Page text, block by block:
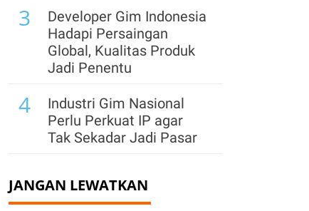
3
Developer Gim Indonesia
Hadapi Persaingan
Global, Kualitas Produk
Jadi Penentu
4
Industri Gim Nasional
Perlu Perkuat IP agar
Tak Sekadar Jadi Pasar
JANGAN LEWATKAN